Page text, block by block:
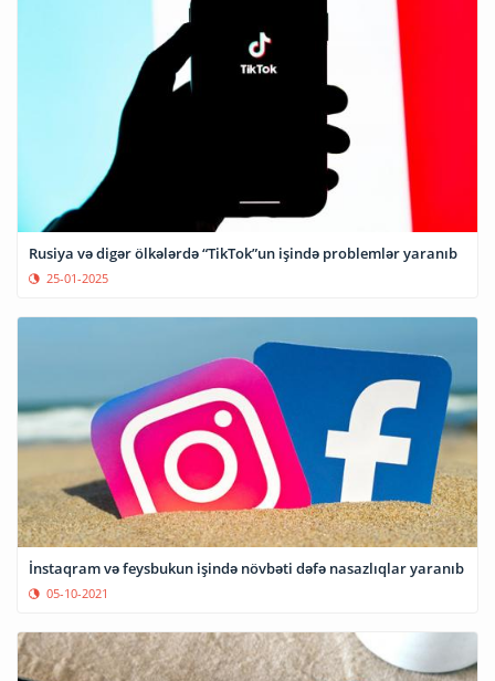
Rusiya və digər ölkələrdə “TikTok”un işində problemlər yaranıb
25-01-2025
İnstaqram və feysbukun işində növbəti dəfə nasazlıqlar yaranıb
05-10-2021